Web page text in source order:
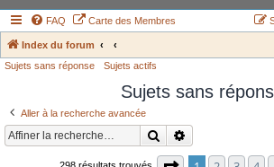
FAQ Carte des Membres
Index du forum
Sujets sans réponse Sujets actifs
Sujets sans
Aller à la recherche avancée
Rechercher
298 résultats trouvés